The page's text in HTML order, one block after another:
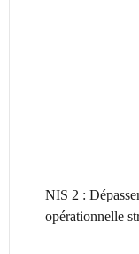
NIS 2 :
opérationnelle